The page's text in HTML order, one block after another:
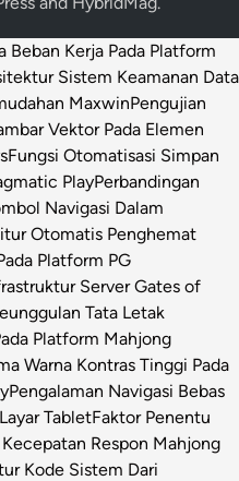
Kerja Pada Platform
Sistem Keamanan Data
MaxwinPengujian
Vektor Pada Elemen
Fungsi Otomatisasi Simpan
PlayPerbandingan
Navigasi Dalam
Otomatis Penghemat
Platform PG
Server Gates of
Tata Letak
Platform Mahjong
Warna Kontras Tinggi Pada
Pengalaman Navigasi Bebas
TabletFaktor Penentu
Respon Mahjong
Kode Sistem Dari